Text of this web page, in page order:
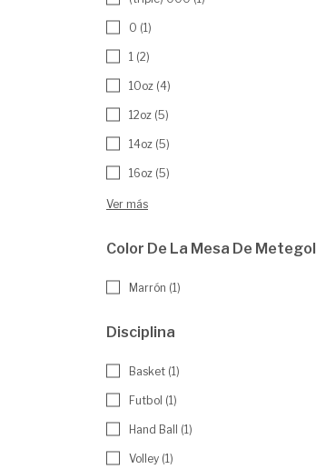
0 (1)
1 (2)
10oz (4)
12oz (5)
14oz (5)
16oz (5)
Ver más
Color De La Mesa De Metegol
Marrón (1)
Disciplina
Basket (1)
Futbol (1)
Hand Ball (1)
Volley (1)